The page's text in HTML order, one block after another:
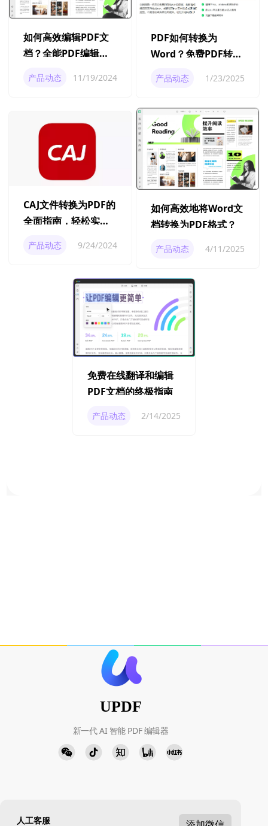
如何高效编辑PDF文
档？全能PDF编辑工
产品动态 11/19/2024
PDF如何转换为
Word？免费PDF转
产品动态 1/23/2025
CAJ文件转换为PDF的
全面指南，轻松实现
产品动态 9/24/2024
如何高效地将Word文
档转换为PDF格式？
产品动态 4/11/2025
免费在线翻译和编辑
PDF文档的终极指南
产品动态 2/14/2025
UPDF
新一代 AI 智能 PDF 编辑器
人工客服